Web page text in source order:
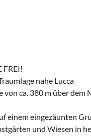
FREI!
nahe Lucca
ca. 380 m über dem
einem eingezäunten
und Wiesen in